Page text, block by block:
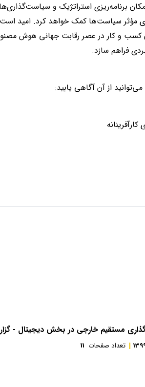
برنامه‌ریزی استراتژیک و
مؤثر سیاست‌ها کمک خواهد کرد. امید
کسب و کار در عصر رقابت جهانی هوش
فراهم سازد.
از آن آگاهی یابید:
مستقیم خارجی در بخش دیجیتال -
تعداد صفحات 11